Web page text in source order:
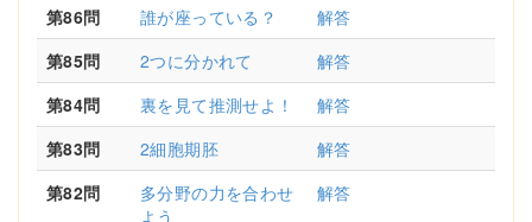
第86問 誰が座っている？
解答
第85問
2つに分かれて
解答
第84問
裏を見て推測せよ！
解答
第83問
2細胞期胚
解答
第82問
多分野の力を合わせ
よう
解答